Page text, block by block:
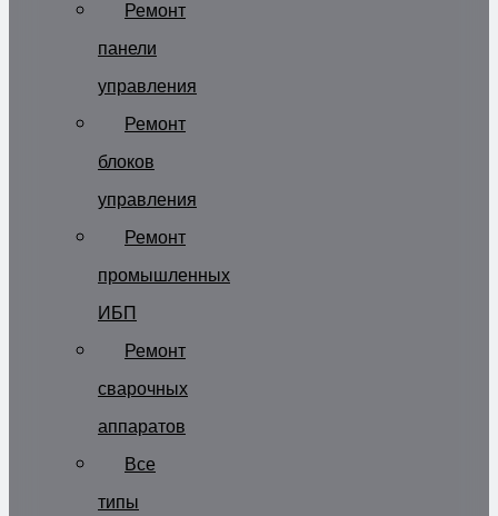
Ремонт
панели
управления
Ремонт
блоков
управления
Ремонт
промышленных
ИБП
Ремонт
сварочных
аппаратов
Все
типы